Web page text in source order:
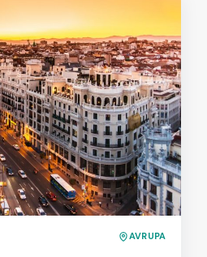
AVRUPA